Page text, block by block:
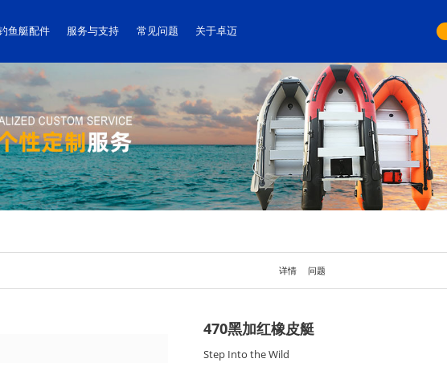
鱼艇配件 服务与支持 常见问题 关于卓迈
详情 问题
470黑加红橡皮艇
Step Into the Wild